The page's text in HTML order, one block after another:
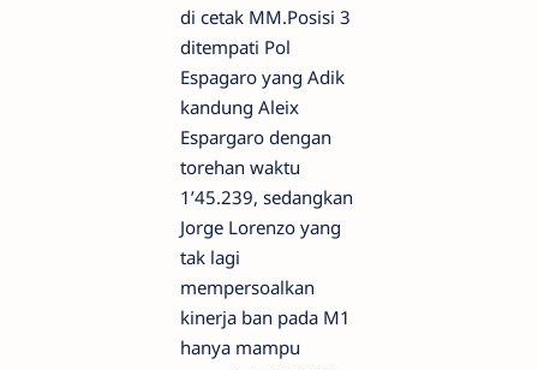
di cetak MM.Posisi 3
ditempati Pol
Espagaro yang Adik
kandung Aleix
Espargaro dengan
torehan waktu
1’45.239, sedangkan
Jorge Lorenzo yang
tak lagi
mempersoalkan
kinerja ban pada M1
hanya mampu